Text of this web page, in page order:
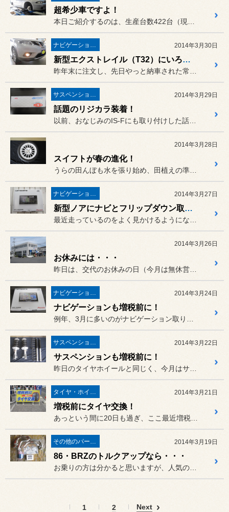
超希少車ですよ！
2014年3月30日
新型エクストレイル（T32）にいろいろと・・・
2014年3月29日
話題のリジカラ装着！
2014年3月28日
スイフトが春の進化！
2014年3月27日
新型ノアにナビとフリップダウン取り付け
2014年3月26日
お休みには・・・
2014年3月24日
ナビゲーションも増税前に！
2014年3月22日
サスペンションも増税前に！
2014年3月21日
増税前にタイヤ交換！
2014年3月19日
86・BRZのトルクアップなら・・・
1 2 Next